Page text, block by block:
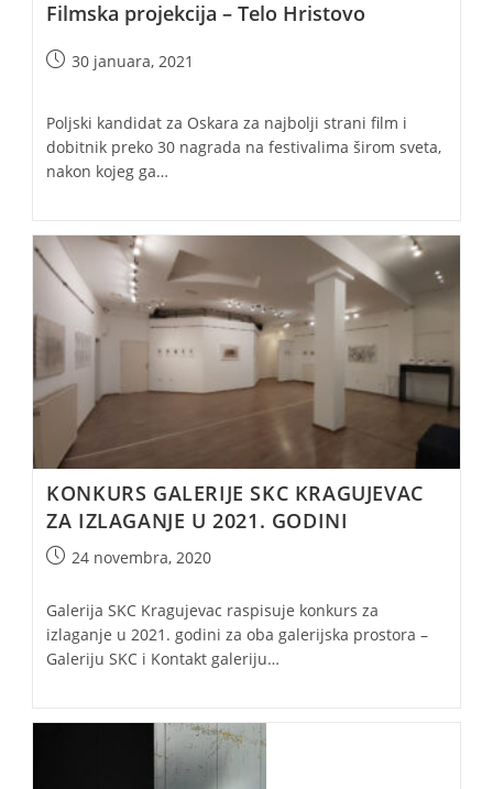
Filmska projekcija – Telo Hristovo
Post30 januara, 2021
Poljski kandidat za Oskara za najbolji strani film i
dobitnik preko 30 nagrada na festivalima širom sveta,
nakon kojeg ga…
KONKURS GALERIJE SKC KRAGUJEVAC
ZA IZLAGANJE U 2021. GODINI
Post24 novembra, 2020
Galerija SKC Kragujevac raspisuje konkurs za
izlaganje u 2021. godini za oba galerijska prostora –
Galeriju SKC i Kontakt galeriju…